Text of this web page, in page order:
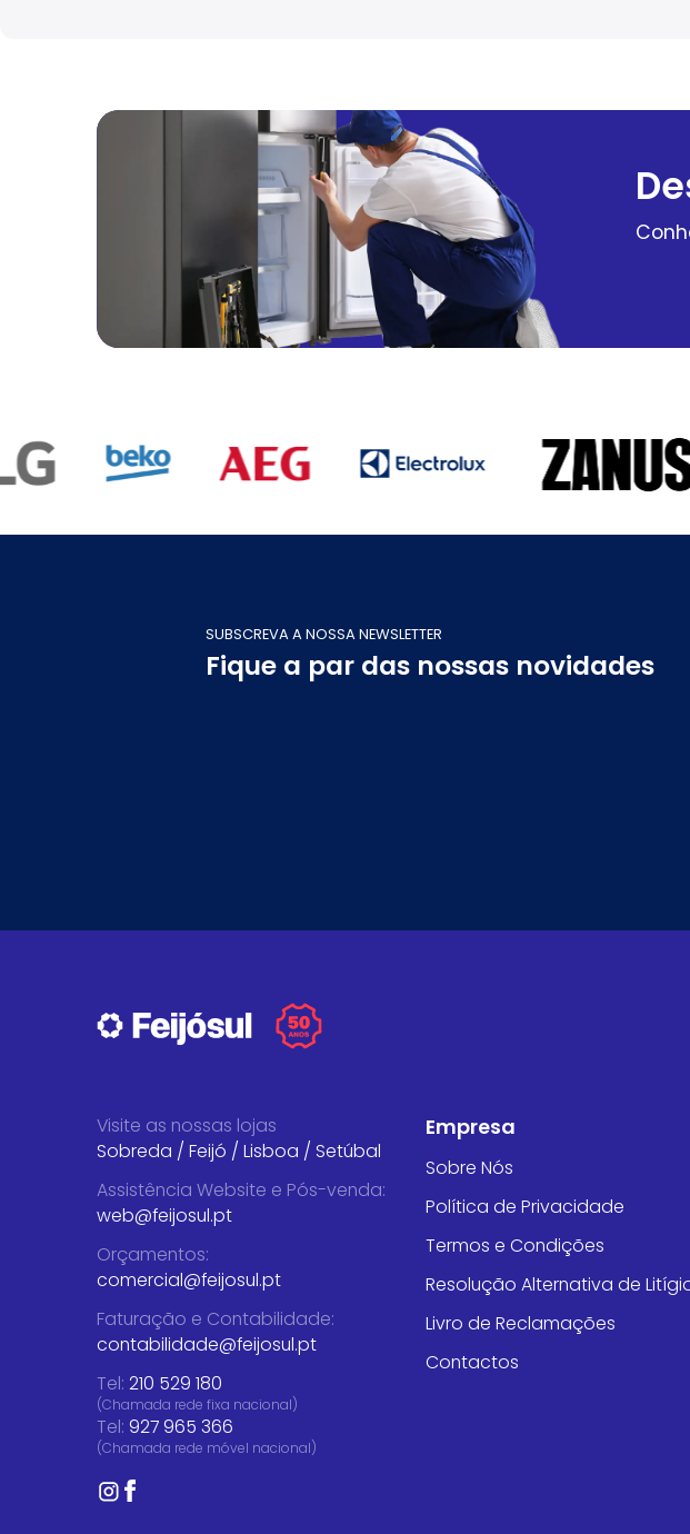
SUBSCREVA A NOSSA NEWSLETTER
Fique a par das nossas novidades
Visite as nossas lojas
Sobreda / Feijó / Lisboa / Setúbal
Assistência Website e Pós-venda:
web@feijosul.pt
Orçamentos:
comercial@feijosul.pt
Faturação e Contabilidade:
contabilidade@feijosul.pt
Tel: 210 529 180
(Chamada rede fixa nacional)
Tel: 927 965 366
(Chamada rede móvel nacional)
Empresa
Sobre Nós
Política de Privacidade
Termos e Condições
Resolução Alternativa de
Livro de Reclamações
Contactos